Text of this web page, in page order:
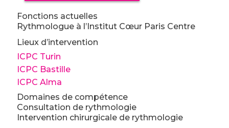
Fonctions actuelles
Rythmologue à l’Institut Cœur Paris Centre
Lieux d’intervention
ICPC Turin
ICPC Bastille
ICPC Alma
Domaines de compétence
Consultation de rythmologie
Intervention chirurgicale de rythmologie